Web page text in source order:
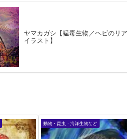
ヤマカガシ【猛毒生物／ヘビのリ
イラスト】
動物・昆虫・海洋生物など